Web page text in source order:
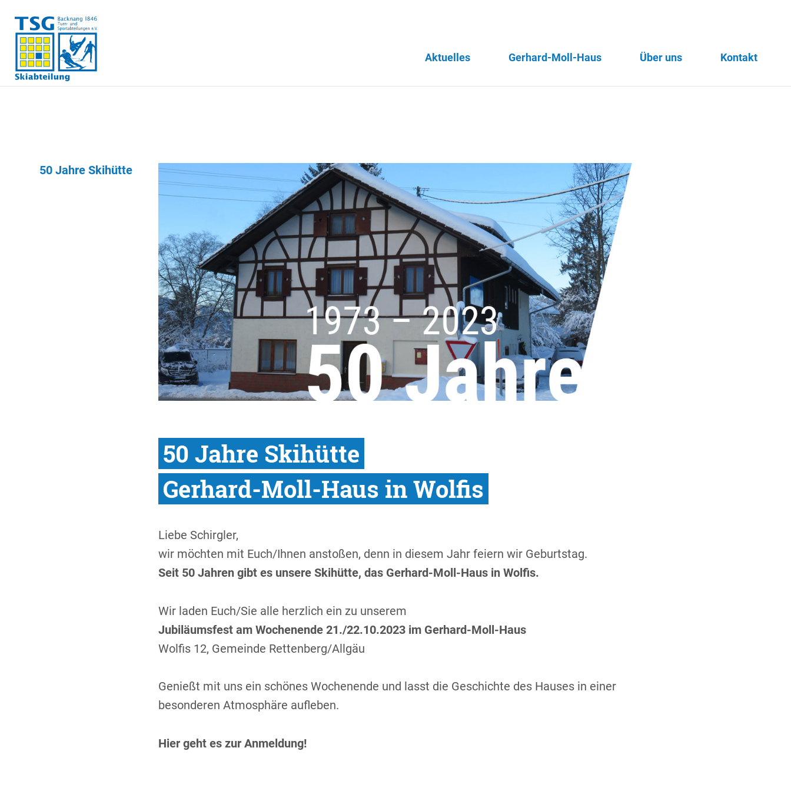
Aktuelles Gerhard-Moll-Haus Über uns Kontakt
50 Jahre Skihütte
50 Jahre Skihütte
Gerhard-Moll-Haus in Wolfis
Liebe Schirgler,
wir möchten mit Euch/Ihnen anstoßen, denn in diesem Jahr feiern wir Geburtstag.
Seit 50 Jahren gibt es unsere Skihütte, das Gerhard-Moll-Haus in Wolfis.
Wir laden Euch/Sie alle herzlich ein zu unserem
Jubiläumsfest am Wochenende 21./22.10.2023 im Gerhard-Moll-Haus
Wolfis 12, Gemeinde Rettenberg/Allgäu
Genießt mit uns ein schönes Wochenende und lasst die Geschichte des Hauses in einer
besonderen Atmosphäre aufleben.
Hier geht es zur Anmeldung!